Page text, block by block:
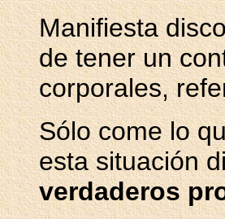
Manifiesta
de tener un
corporales,
Sólo come lo
esta situación
verdaderos